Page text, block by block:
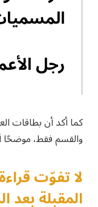
رجل
كما أكد أن بطاقات
والقسم فقط، موضحًا
لا تفوّت
المقبلة بعد